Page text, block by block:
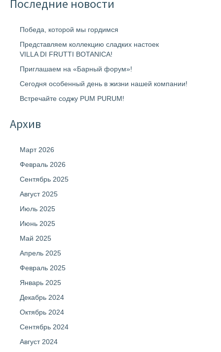
Последние новости
Победа, которой мы гордимся
Представляем коллекцию сладких настоек
VILLA DI FRUTTI BOTANICA!
Приглашаем на «Барный форум»!
Сегодня особенный день в жизни нашей компании!
Встречайте соджу PUM PURUM!
Архив
Март 2026
Февраль 2026
Сентябрь 2025
Август 2025
Июль 2025
Июнь 2025
Май 2025
Апрель 2025
Февраль 2025
Январь 2025
Декабрь 2024
Октябрь 2024
Сентябрь 2024
Август 2024